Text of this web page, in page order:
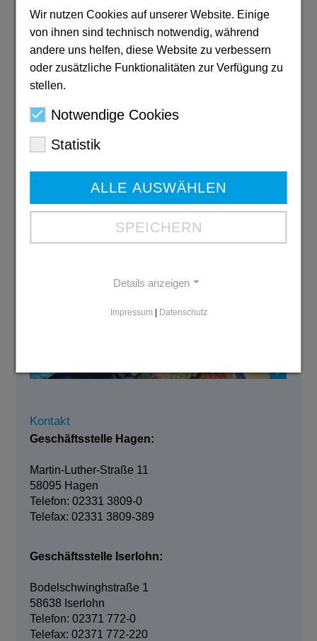
Download
broschüre 2026
PDF: 6 MB
Download
Der Imagefilm der Diakonie Mark-
Ruhr
Kontakt
Geschäftsstelle Hagen:
Martin-Luther-Straße 11
58095 Hagen
Telefon: 02331 3809-0
Telefax: 02331 3809-389
Geschäftsstelle Iserlohn:
Bodelschwinghstraße 1
58638 Iserlohn
Telefon: 02371 772-0
Telefax: 02371 772-220
Wir nutzen Cookies auf unserer Website. Einige
von ihnen sind technisch notwendig, während
andere uns helfen, diese Website zu verbessern
oder zusätzliche Funktionalitäten zur Verfügung zu
stellen.
Notwendige Cookies
Statistik
ALLE AUSWÄHLEN
SPEICHERN
Details anzeigen
Impressum | Datenschutz